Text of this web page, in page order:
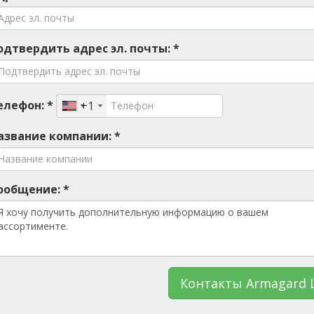
адрес эл. почты: *
*
+1
компании: *
*
Контакты Armagard